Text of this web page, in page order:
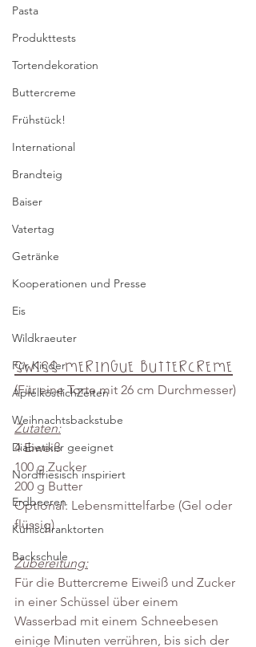
Pasta
Produkttests
Tortendekoration
Buttercreme
Frühstück!
International
Brandteig
Baiser
Vatertag
Getränke
Kooperationen und Presse
Eis
Wildkraeuter
Für Kinder
ApfelköstlichZeiten
Weihnachtsbackstube
Diabetiker geeignet
Nordfriesisch inspiriert
Erdbeeren
Kühlschranktorten
Backschule
Swiss Meringue Buttercreme
(Für eine Torte mit 26 cm Durchmesser)
Zutaten:
4 Eiweiß
100 g Zucker
200 g Butter
Optional: Lebensmittelfarbe (Gel oder
flüssig)
Zubereitung:
Für die Buttercreme Eiweiß und Zucker
in einer Schüssel über einem
Wasserbad mit einem Schneebesen
einige Minuten verrühren, bis sich der